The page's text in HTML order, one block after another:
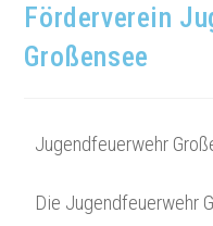
Förderverein
Großensee
Jugendfeuerwehr
Die Jugendfeuerwehr